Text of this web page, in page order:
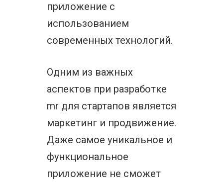
приложение с
использованием
современных технологий.
Одним из важных
аспектов при разработке
mr для стартапов является
маркетинг и продвижение.
Даже самое уникальное и
функциональное
приложение не сможет